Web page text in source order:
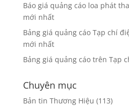
Báo giá quảng cáo loa phát
mới nhất
Bảng giá quảng cáo Tạp chí
mới nhất
Bảng giá quảng cáo trên Tạp
Chuyên mục
Bản tin Thương Hiệu (113)